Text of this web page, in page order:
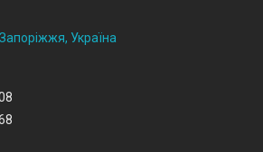
Україна